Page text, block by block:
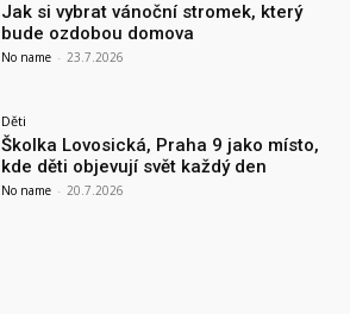
Jak si vybrat vánoční stromek, který
bude ozdobou domova
No name - 23.7.2026
Děti
Školka Lovosická, Praha 9 jako místo,
kde děti objevují svět každý den
No name - 20.7.2026